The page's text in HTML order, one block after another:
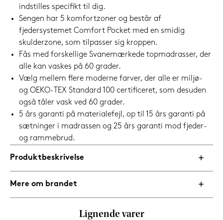
indstilles specifikt til dig.
Sengen har 5 komfortzoner og består af
fjedersystemet Comfort Pocket med en smidig
skulderzone, som tilpasser sig kroppen.
Fås med forskellige Svanemærkede topmadrasser, der
alle kan vaskes på 60 grader.
Vælg mellem flere moderne farver, der alle er miljø-
og OEKO-TEX Standard 100 certificeret, som desuden
også tåler vask ved 60 grader.
5 års garanti på materialefejl, op til 15 års garanti på
sætninger i madrassen og 25 års garanti mod fjeder-
og rammebrud.
Produktbeskrivelse
Mere om brandet
Lignende varer